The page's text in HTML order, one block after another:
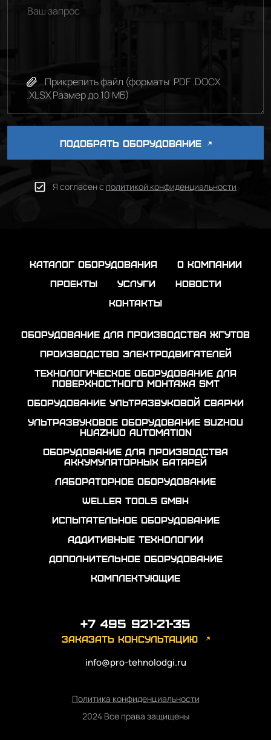
Прикрепить файл (форматы .PDF .DOCX
.XLSX Размер до 10 МБ)
ПОДОБРАТЬ ОБОРУДОВАНИЕ
Я согласен с политикой конфиденциальности
каталог оборудования
о компании
проекты
услуги
новости
контакты
Оборудование для производства жгутов
Производство электродвигателей
Технологическое оборудование для
поверхностного монтажа SMT
Оборудование ультразвуковой сварки
Ультразвуковое оборудование Suzhou
Huazhuo automation
Оборудование для производства
аккумуляторных батарей
Лабораторное оборудование
Weller Tools GmbH
Испытательное оборудование
Аддитивные технологии
Дополнительное оборудование
Комплектующие
+7 495 921-21-35
заказать консультацию
info@pro-tehnolodgi.ru
Политика конфиденциальности
2024 Все права защищены